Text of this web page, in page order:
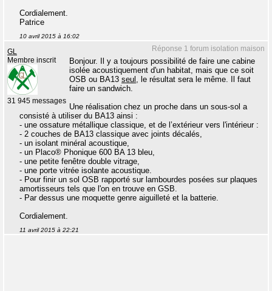
Cordialement.
Patrice
10 avril 2015 à 16:02
Réponse 1 forum isolation maison
GL
Membre inscrit
31 945 messages
Bonjour. Il y a toujours possibilité de faire une cabine
isolée acoustiquement d'un habitat, mais que ce soit
OSB ou BA13 seul , le résultat sera le même. Il faut
faire un sandwich.
Une réalisation chez un proche dans un sous-sol a
consisté à utiliser du BA13 ainsi :
- une ossature métallique classique, et de l’extérieur vers l'intérieur :
- 2 couches de BA13 classique avec joints décalés,
- un isolant minéral acoustique,
- un Placo® Phonique 600 BA 13 bleu,
- une petite fenêtre double vitrage,
- une porte vitrée isolante acoustique.
- Pour finir un sol OSB rapporté sur lambourdes posées sur plaques
amortisseurs tels que l'on en trouve en GSB.
- Par dessus une moquette genre aiguilleté et la batterie.
Cordialement.
11 avril 2015 à 22:21